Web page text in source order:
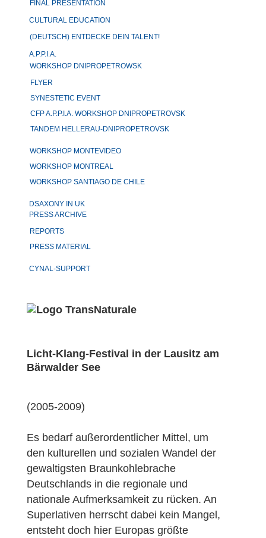
FINAL PRESENTATION
CULTURAL EDUCATION
(DEUTSCH) ENTDECKE DEIN TALENT!
A.P.P.I.A.
WORKSHOP DNIPROPETROWSK
FLYER
SYNESTETIC EVENT
CFP A.P.P.I.A. WORKSHOP DNIPROPETROVSK
TANDEM HELLERAU-DNIPROPETROVSK
WORKSHOP MONTEVIDEO
WORKSHOP MONTREAL
WORKSHOP SANTIAGO DE CHILE
DSAXONY IN UK
PRESS ARCHIVE
REPORTS
PRESS MATERIAL
CYNAL-SUPPORT
Licht-Klang-Festival in der Lausitz am
Bärwalder See
(2005-2009)
Es bedarf außerordentlicher Mittel, um
den kulturellen und sozialen Wandel der
gewaltigsten Braunkohlebrache
Deutschlands in die regionale und
nationale Aufmerksamkeit zu rücken. An
Superlativen herrscht dabei kein Mangel,
entsteht doch hier Europas größte